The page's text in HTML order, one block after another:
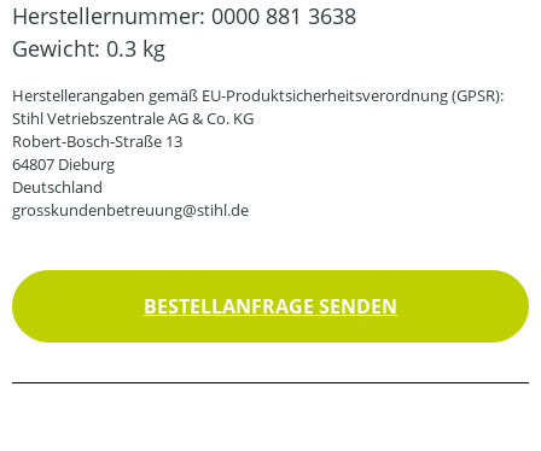
Herstellernummer: 0000 881 3638
Gewicht: 0.3 kg
Herstellerangaben gemäß EU-Produktsicherheitsverordnung (GPSR):
Stihl Vetriebszentrale AG & Co. KG
Robert-Bosch-Straße 13
64807 Dieburg
Deutschland
grosskundenbetreuung@stihl.de
BESTELLANFRAGE SENDEN